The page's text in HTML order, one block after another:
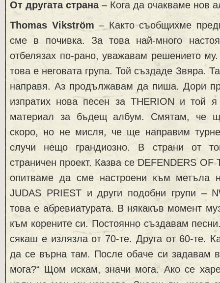
От другата страна– Кога да очакваме нов
Thomas Vikström – Както съобщихме
сме в почивка. За това най-много
отбелязах по-рано, уважавам решението
това е неговата група. Той създаде Звяра.
направя. Аз продължавам да пиша. Дори
изпратих нова песен за THERION и той
материал за бъдещ албум. Смятам, че
скоро, но не мисля, че ще направим
случи нещо грандиозно. В страни от
страничен проект. Казва се DEFENDERS OF
опитваме да сме настроени към метъла
JUDAS PRIEST и други подобни групи –
това е абревиатурата. В някакъв момент
към корените си. Постоянно създавам
сякаш е излязла от 70-те. Друга от 60-те.
да се върна там. После обаче си задавам
мога?“ Щом искам, значи мога. Ако се